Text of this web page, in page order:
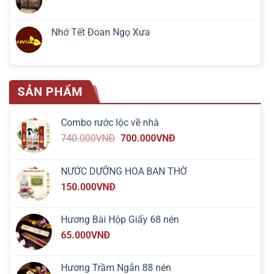
Nhớ Tết Đoan Ngọ Xưa
SẢN PHẨM
Combo rước lộc về nhà
740.000VNĐ 700.000VNĐ
NƯỚC DƯỠNG HOA BAN THỜ
150.000VNĐ
Hương Bài Hộp Giấy 68 nén
65.000VNĐ
Hương Trầm Ngắn 88 nén